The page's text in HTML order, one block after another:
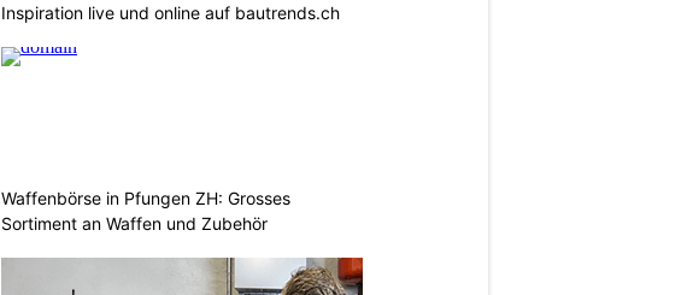
Inspiration live und online auf bautrends.ch
Waffenbörse in Pfungen ZH: Grosses
Sortiment an Waffen und Zubehör